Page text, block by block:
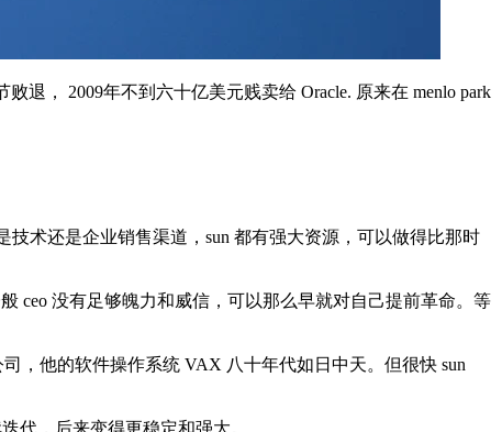
退， 2009年不到六十亿美元贱卖给 Oracle. 原来在 menlo park
技术还是企业销售渠道，sun 都有强大资源，可以做得比那时
ceo 没有足够魄力和威信，可以那么早就对自己提前革命。等
司，他的软件操作系统 VAX 八十年代如日中天。但很快 sun
代，后来变得更稳定和强大。